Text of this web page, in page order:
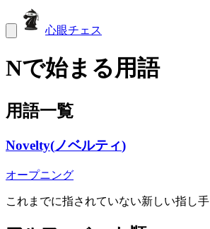
心眼チェス
Nで始まる用語
用語一覧
Novelty(ノベルティ)
オープニング
これまでに指されていない新しい指し手